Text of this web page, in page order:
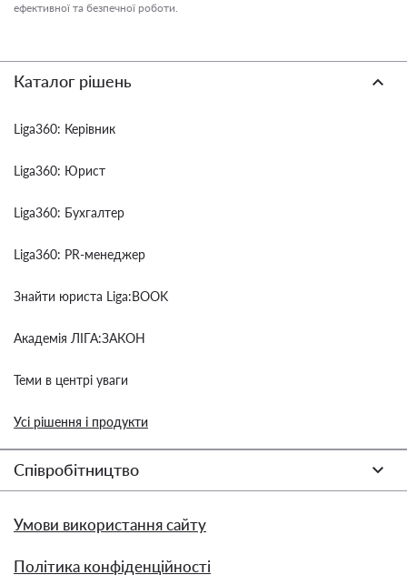
ефективної та безпечної роботи.
Каталог рішень
Liga360: Керівник
Liga360: Юрист
Liga360: Бухгалтер
Liga360: PR-менеджер
Знайти юриста Liga:BOOK
Академія ЛІГА:ЗАКОН
Теми в центрі уваги
Усі рішення і продукти
Співробітництво
Умови використання сайту
Політика конфіденційності